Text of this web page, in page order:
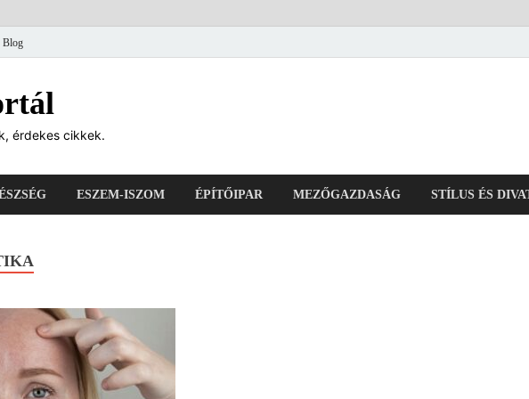
Blog
érdekes cikkek.
ESZEM-ISZOM ÉPÍTŐIPAR MEZŐGAZDASÁG STÍLUS ÉS